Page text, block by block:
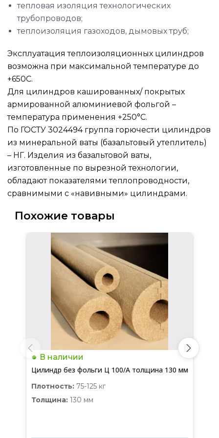
тепловая изоляция технологических
трубопроводов;
теплоизоляция газоходов, дымовых труб;
Эксплуатация теплоизоляционных цилиндров
возможна при максимальной температуре до
+650C.
Для цилиндров кашированных/ покрытых
армированной алюминиевой фольгой –
температура применения +250°С.
По ГОСТУ 3024494 группа горючести цилиндров
из минеральной ваты (базальтовый утеплитель)
– НГ. Изделия из базальтовой ваты,
изготовленные по вырезной технологии,
обладают показателями теплопроводности,
сравнимыми с «навивными» цилиндрами.
Похожие товары
В наличии
Цилиндр без фольги Ц 100/А толщина 130 мм
Плотность:75-125 кг
Толщина:130 мм